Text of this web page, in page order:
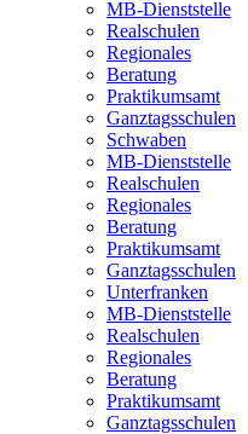
MB-Dienststelle
Realschulen
Regionales
Beratung
Praktikumsamt
Ganztagsschulen
Schwaben
MB-Dienststelle
Realschulen
Regionales
Beratung
Praktikumsamt
Ganztagsschulen
Unterfranken
MB-Dienststelle
Realschulen
Regionales
Beratung
Praktikumsamt
Ganztagsschulen